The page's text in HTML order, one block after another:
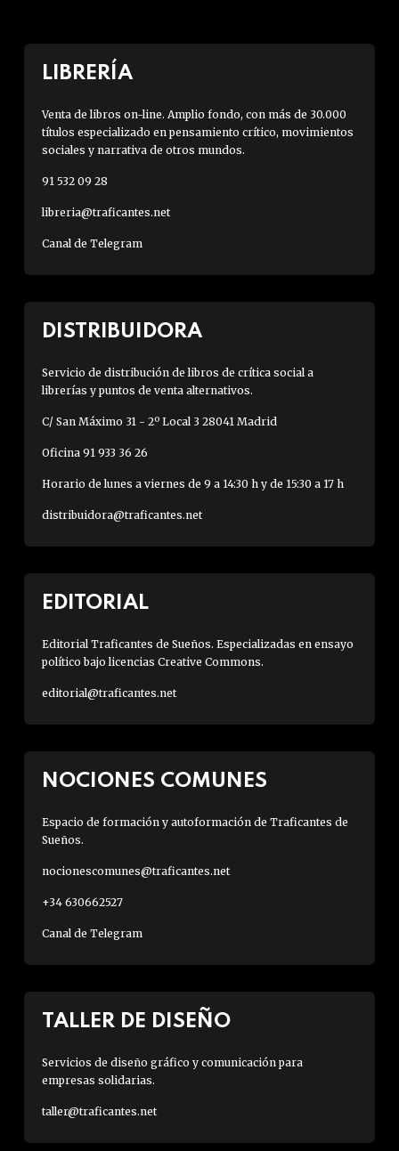
LIBRERÍA
Venta de libros on-line. Amplio fondo, con más de 30.000
títulos especializado en pensamiento crítico, movimientos
sociales y narrativa de otros mundos.
91 532 09 28
libreria@traficantes.net
Canal de Telegram
DISTRIBUIDORA
Servicio de distribución de libros de crítica social a
librerías y puntos de venta alternativos.
C/ San Máximo 31 - 2º Local 3 28041 Madrid
Oficina 91 933 36 26
Horario de lunes a viernes de 9 a 14:30 h y de 15:30 a 17 h
distribuidora@traficantes.net
EDITORIAL
Editorial Traficantes de Sueños. Especializadas en ensayo
político bajo licencias Creative Commons.
editorial@traficantes.net
NOCIONES COMUNES
Espacio de formación y autoformación de Traficantes de
Sueños.
nocionescomunes@traficantes.net
+34 630662527
Canal de Telegram
TALLER DE DISEÑO
Servicios de diseño gráfico y comunicación para
empresas solidarias.
taller@traficantes.net